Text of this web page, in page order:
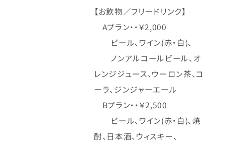
【お飲物／フリードリンク】
Aプラン・・￥2,000
ビール、ワイン(赤・白)、
ノンアルコールビール、オ
レンジジュース、ウーロン茶、コ
ーラ、ジンジャーエール
Bプラン・・￥2,500
ビール、ワイン(赤・白)、焼
酎、日本酒、ウィスキー、